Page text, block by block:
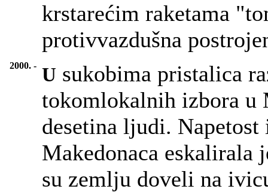
krstarećim raketama
protivvazdušna
2000. - U sukobima pristalica
tokomlokalnih izbora u
desetina ljudi.
Makedonaca eskalirala
su zemlju doveli na